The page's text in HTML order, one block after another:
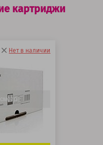
картриджи
Нет в наличии